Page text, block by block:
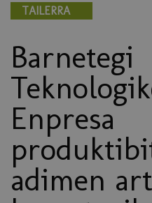
TAILERRA
Barnetegi
Enpresa
adimen